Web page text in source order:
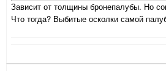
Зависит от толщины бронепалубы. Но
Что тогда? Выбитые осколки самой